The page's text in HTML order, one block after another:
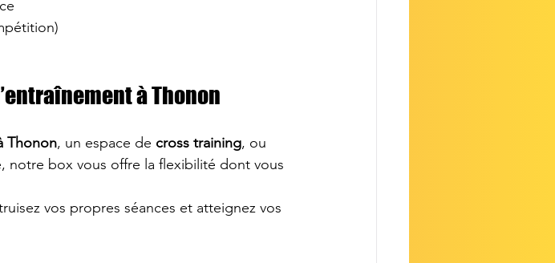
à Thonon
Thonon, un espace de cross training, ou
notre box vous offre la flexibilité dont vous
vos propres séances et atteignez vos